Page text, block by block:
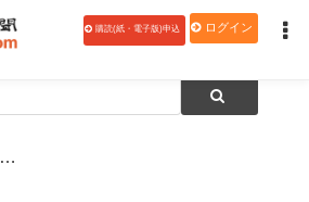
購読(紙・電子版)申込 ログイン
伊豆マリオットホテル修善寺、鍋料理「